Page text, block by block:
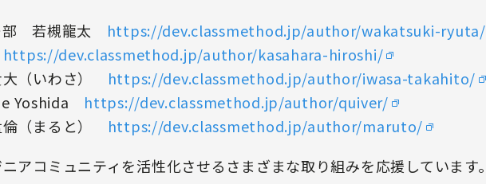
部 若槻龍太 https://dev.classmethod.jp/author/wakatsuki-ryuta/
https://dev.classmethod.jp/author/kasahara-hiroshi/
（いわさ） https://dev.classmethod.jp/author/iwasa-takahito/
Yoshida https://dev.classmethod.jp/author/quiver/
（まると） https://dev.classmethod.jp/author/maruto/
アコミュニティを活性化させるさまざまな取り組みを応援しています。